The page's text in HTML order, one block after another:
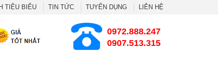
TIÊU BIỂU TIN TỨC TUYỂN DỤNG LIÊN HỆ
0972.888.247
0907.513.315